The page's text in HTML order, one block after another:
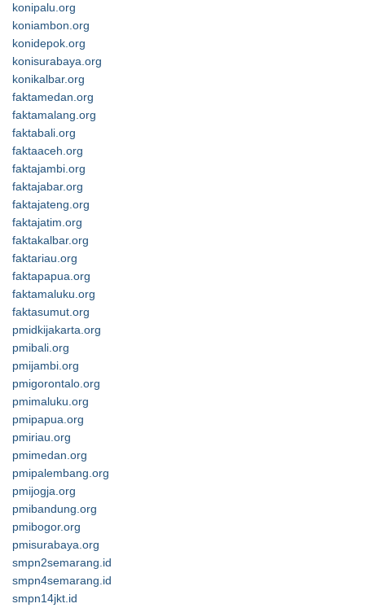
konipalu.org
koniambon.org
konidepok.org
konisurabaya.org
konikalbar.org
faktamedan.org
faktamalang.org
faktabali.org
faktaaceh.org
faktajambi.org
faktajabar.org
faktajateng.org
faktajatim.org
faktakalbar.org
faktariau.org
faktapapua.org
faktamaluku.org
faktasumut.org
pmidkijakarta.org
pmibali.org
pmijambi.org
pmigorontalo.org
pmimaluku.org
pmipapua.org
pmiriau.org
pmimedan.org
pmipalembang.org
pmijogja.org
pmibandung.org
pmibogor.org
pmisurabaya.org
smpn2semarang.id
smpn4semarang.id
smpn14jkt.id